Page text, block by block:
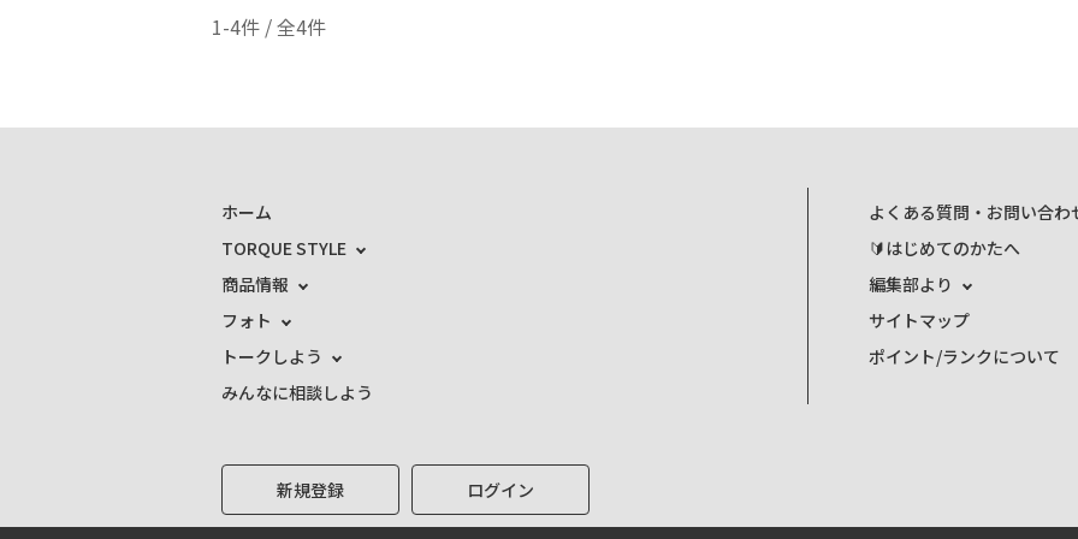
1-4件 / 全4件
ホーム
TORQUE STYLE
商品情報
フォト
トークしよう
みんなに相談しよう
よくある質問・お問い合わ
🔰はじめてのかたへ
編集部より
サイトマップ
ポイント/ランクについて
新規登録 ログイン